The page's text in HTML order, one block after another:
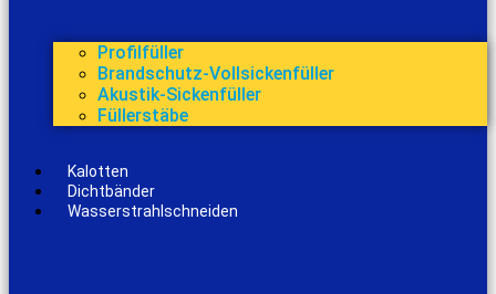
Profilfüller
Brandschutz-Vollsickenfüller
Akustik-Sickenfüller
Füllerstäbe
Kalotten
Dichtbänder
Wasserstrahlschneiden